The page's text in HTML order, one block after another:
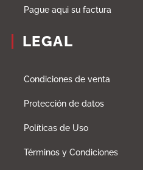
Pague aqui su factura
LEGAL
Condiciones de venta
Protección de datos
Políticas de Uso
Términos y Condiciones